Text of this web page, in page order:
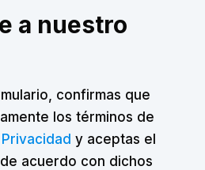
a nuestro
confirmas que
los términos de
y aceptas el
acuerdo con dichos